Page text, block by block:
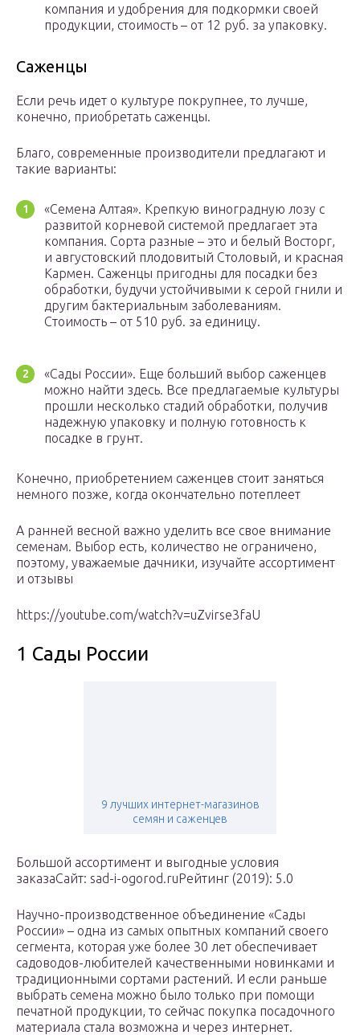
компания и удобрения для подкормки своей
продукции, стоимость – от 12 руб. за упаковку.
Саженцы
Если речь идет о культуре покрупнее, то лучше,
конечно, приобретать саженцы.
Благо, современные производители предлагают и
такие варианты:
«Семена Алтая». Крепкую виноградную лозу с
развитой корневой системой предлагает эта
компания. Сорта разные – это и белый Восторг,
и августовский плодовитый Столовый, и красная
Кармен. Саженцы пригодны для посадки без
обработки, будучи устойчивыми к серой гнили и
другим бактериальным заболеваниям.
Стоимость – от 510 руб. за единицу.
«Сады России». Еще больший выбор саженцев
можно найти здесь. Все предлагаемые культуры
прошли несколько стадий обработки, получив
надежную упаковку и полную готовность к
посадке в грунт.
Конечно, приобретением саженцев стоит заняться
немного позже, когда окончательно потеплеет
А ранней весной важно уделить все свое внимание
семенам. Выбор есть, количество не ограничено,
поэтому, уважаемые дачники, изучайте ассортимент
и отзывы
https://youtube.com/watch?v=uZvirse3faU
1 Сады России
9 лучших интернет-магазинов
семян и саженцев
Большой ассортимент и выгодные условия
заказаСайт: sad-i-ogorod.ruРейтинг (2019): 5.0
Научно-производственное объединение «Сады
России» – одна из самых опытных компаний своего
сегмента, которая уже более 30 лет обеспечивает
садоводов-любителей качественными новинками и
традиционными сортами растений. И если раньше
выбрать семена можно было только при помощи
печатной продукции, то сейчас покупка посадочного
материала стала возможна и через интернет.